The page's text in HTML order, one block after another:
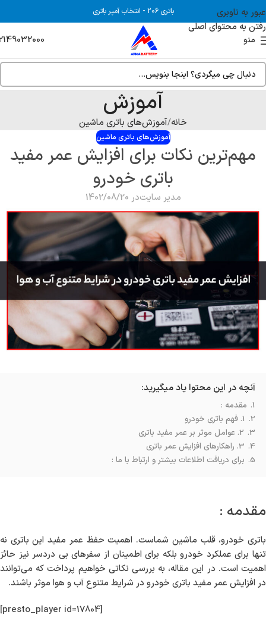
عبور به ناوبری
رفتن به محتوای اصلی
باتری 206 - انتخاب آمپر باتری
منو
آموزش
خانه آموزش‌های باتری ماشین
آموزش‌های باتری ماشین
مهم‌ترین نکات برای افزایش عمر مفید
باتری خودرو
مدیر سایتدر 1402/08/20
آنچه در این محتوا یاد میگیرید:
1. مقدمه :
2. 1. فهم باتری خودرو
3. 2. عوامل موثر بر عمر مفید باتری
4. 3. راهکارهای افزایش عمر باتری
5. برای دریافت اطلاعات بیشتر و ارتباط با ما :
مقدمه :
باتری خودرو، قلب ماشین شماست. اهمیت حفظ عمر مفید این باتری نه
تنها برای عملکرد خودرو بلکه برای اطمینان از سفرهای بی دردسر نیز حائز
اهمیت است. در این مقاله، به بررسی نکاتی خواهیم پرداخت که می‌توانند
در افزایش عمر مفید باتری خودرو در شرایط متنوع آب و هوا موثر باشند.
[presto_player id=17804]